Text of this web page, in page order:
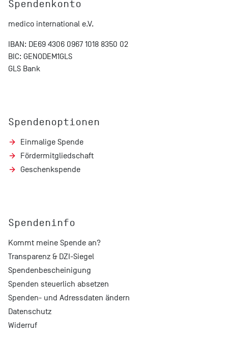
Spendenkonto
medico international e.V.
IBAN: DE69 4306 0967 1018 8350 02
BIC: GENODEM1GLS
GLS Bank
Spendenoptionen
Einmalige Spende
Fördermitgliedschaft
Geschenkspende
Spendeninfo
Kommt meine Spende an?
Transparenz & DZI-Siegel
Spendenbescheinigung
Spenden steuerlich absetzen
Spenden- und Adressdaten ändern
Datenschutz
Widerruf